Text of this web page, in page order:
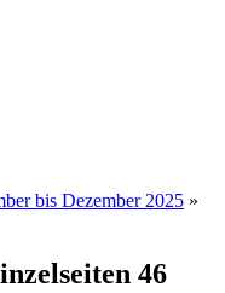
bis Dezember 2025 »
46